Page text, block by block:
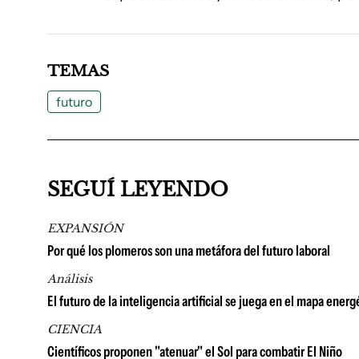
TEMAS
futuro
SEGUÍ LEYENDO
EXPANSIÓN
Por qué los plomeros son una metáfora del futuro laboral
Análisis
El futuro de la inteligencia artificial se juega en el mapa
CIENCIA
Científicos proponen "atenuar" el Sol para combatir El Niño